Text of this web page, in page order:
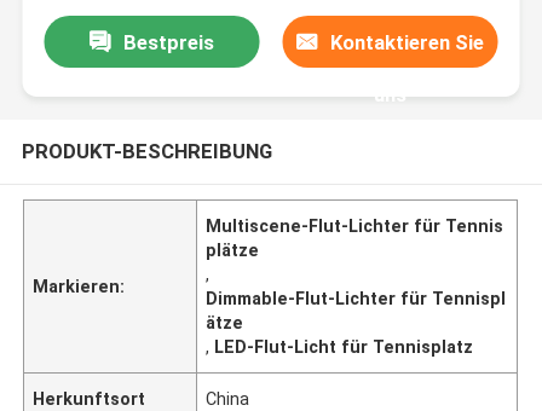
Bestpreis Kontaktieren Sie
uns
PRODUKT-BESCHREIBUNG
Markieren:
Multiscene-Flut-Lichter für Tennis
plätze
,
Dimmable-Flut-Lichter für Tennispl
ätze
, LED-Flut-Licht für Tennisplatz
Herkunftsort China